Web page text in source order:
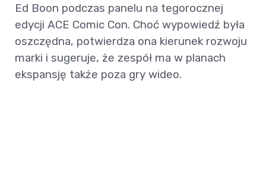
Ed Boon podczas panelu na tegorocznej
edycji ACE Comic Con. Choć wypowiedź była
oszczędna, potwierdza ona kierunek rozwoju
marki i sugeruje, że zespół ma w planach
ekspansję także poza gry wideo.